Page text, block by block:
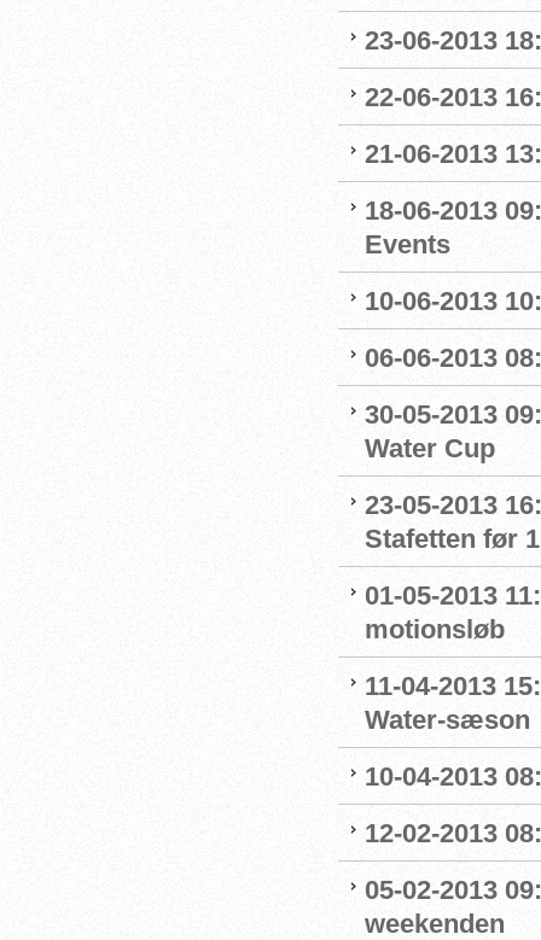
23-06-2013
22-06-2013
21-06-2013
18-06-2013
Events
10-06-2013
06-06-2013
30-05-2013
Water Cup
23-05-2013
Stafetten før
01-05-2013
motionsløb
11-04-2013
Water-sæson
10-04-2013
12-02-2013
05-02-2013
weekenden